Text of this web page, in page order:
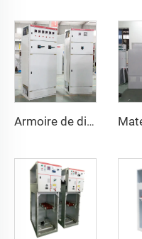
Armoire de distribution basse tension AC GGD